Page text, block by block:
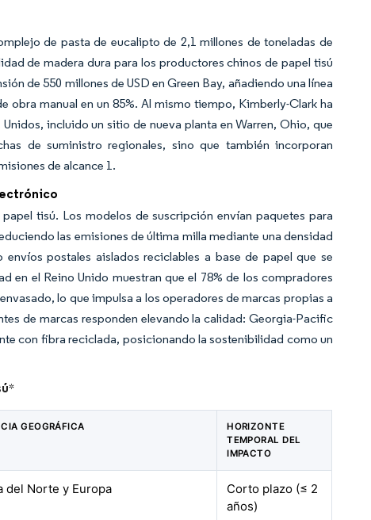
de pasta de eucalipto de 2,1 millones de toneladas de
de madera dura para los productores chinos de papel tisú
de 550 millones de USD en Green Bay, añadiendo una línea
manual en un 85%. Al mismo tiempo, Kimberly-Clark ha
incluido un sitio de nueva planta en Warren, Ohio, que
de suministro regionales, sino que también incorporan
de alcance 1.
tisú. Los modelos de suscripción envían paquetes para
las emisiones de última milla mediante una densidad
postales aislados reciclables a base de papel que se
en el Reino Unido muestran que el 78% de los compradores
lo que impulsa a los operadores de marcas propias a
de marcas responden elevando la calidad: Georgia-Pacific
con fibra reciclada, posicionando la sostenibilidad como un
*
GEOGRÁFICA
HORIZONTE
TEMPORAL DEL
IMPACTO
del Norte y Europa
Corto plazo (≤ 2
años)